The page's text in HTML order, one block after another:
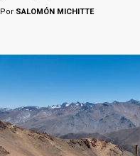
Por SALOMÓN MICHITTE